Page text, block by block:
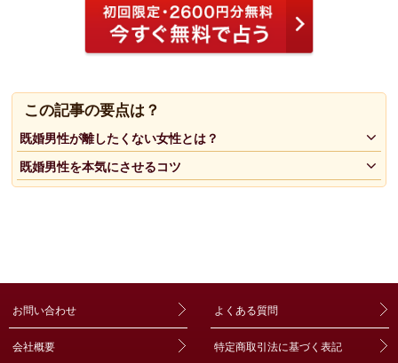
この記事の要点は？
既婚男性が離したくない女性とは？
既婚男性を本気にさせるコツ
お問い合わせ よくある質問
会社概要 特定商取引法に基づく表記